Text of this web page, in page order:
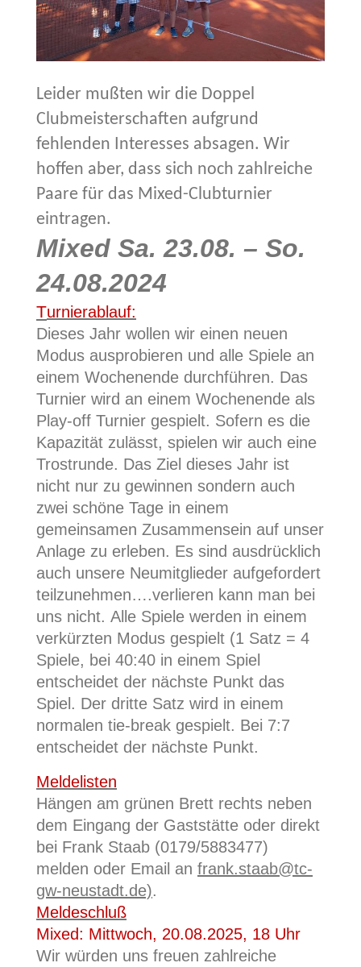
Leider mußten wir die Doppel
Clubmeisterschaften aufgrund
fehlenden Interesses absagen. Wir
hoffen aber, dass sich noch zahlreiche
Paare für das Mixed-Clubturnier
eintragen.
Mixed Sa. 23.08. – So.
24.08.2024
Turnierablauf:
Dieses Jahr wollen wir einen neuen
Modus ausprobieren und alle Spiele an
einem Wochenende durchführen. Das
Turnier wird an einem Wochenende als
Play-off Turnier gespielt. Sofern es die
Kapazität zulässt, spielen wir auch eine
Trostrunde. Das Ziel dieses Jahr ist
nicht nur zu gewinnen sondern auch
zwei schöne Tage in einem
gemeinsamen Zusammensein auf unser
Anlage zu erleben. Es sind ausdrücklich
auch unsere Neumitglieder aufgefordert
teilzunehmen….verlieren kann man bei
uns nicht. Alle Spiele werden in einem
verkürzten Modus gespielt (1 Satz = 4
Spiele, bei 40:40 in einem Spiel
entscheidet der nächste Punkt das
Spiel. Der dritte Satz wird in einem
normalen tie-break gespielt. Bei 7:7
entscheidet der nächste Punkt.
Meldelisten
Hängen am grünen Brett rechts neben
dem Eingang der Gaststätte oder direkt
bei Frank Staab (0179/5883477)
melden oder Email an frank.staab@tc-
gw-neustadt.de).
Meldeschluß
Mixed: Mittwoch, 20.08.2025, 18 Uhr
Wir würden uns freuen zahlreiche